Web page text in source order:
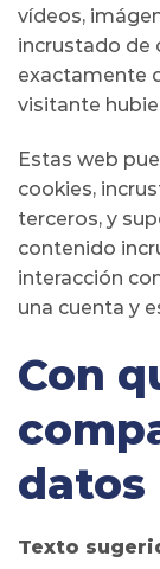
vídeos,
incrustado de
exactamente
visitante
Estas web
cookies,
terceros, y
contenido
interacción
una cuenta y
Con
datos
Texto